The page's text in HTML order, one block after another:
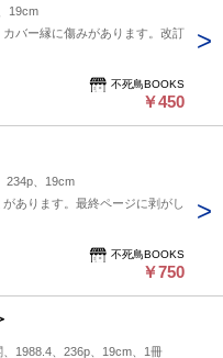
19cm
バー縁に傷みがあります。改訂
不死鳥BOOKS
￥450
234p、19cm
あります。最終ページに剥がし
不死鳥BOOKS
￥750
1988.4、236p、19cm、1冊